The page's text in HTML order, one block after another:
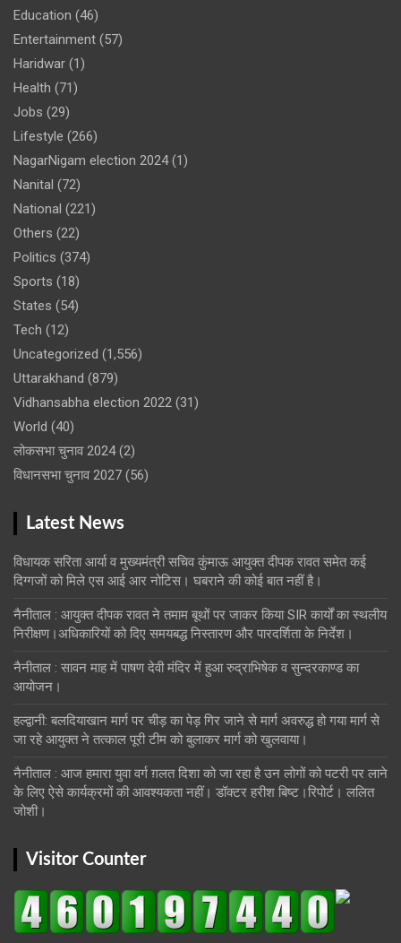
Education (46)
Entertainment (57)
Haridwar (1)
Health (71)
Jobs (29)
Lifestyle (266)
NagarNigam election 2024(1)
Nanital (72)
National (221)
Others (22)
Politics (374)
Sports (18)
States (54)
Tech (12)
Uncategorized (1,556)
Uttarakhand (879)
Vidhansabha election 2022 (31)
World (40)
लोकसभा चुनाव 2024(2)
विधानसभा चुनाव 2027 (56)
Latest News
विधायक सरिता आर्या व मुख्यमंत्री सचिव कुंमाऊ आयुक्त दीपक रावत समेत कई
दिग्गजों को मिले एस आई आर नोटिस। घबराने की कोई बात नहीं है।
नैनीताल : आयुक्त दीपक रावत ने तमाम बूथों पर जाकर किया SIR कार्यों का स्थलीय
निरीक्षण।अधिकारियों को दिए समयबद्ध निस्तारण और पारदर्शिता के निर्देश।
नैनीताल : सावन माह में पाषण देवी मंदिर में हुआ रुद्राभिषेक व सुन्दरकाण्ड का
आयोजन।
हल्द्वानी: बलदियाखान मार्ग पर चीड़ का पेड़ गिर जाने से मार्ग अवरुद्ध हो गया मार्ग से
जा रहे आयुक्त ने तत्काल पूरी टीम को बुलाकर मार्ग को खुलवाया।
नैनीताल : आज हमारा युवा वर्ग ग़लत दिशा को जा रहा है उन लोगों को पटरी पर लाने
के लिए ऐसे कार्यक्रमों की आवश्यकता नहीं। डॉक्टर हरीश बिष्ट।रिपोर्ट। ललित
जोशी।
Visitor Counter